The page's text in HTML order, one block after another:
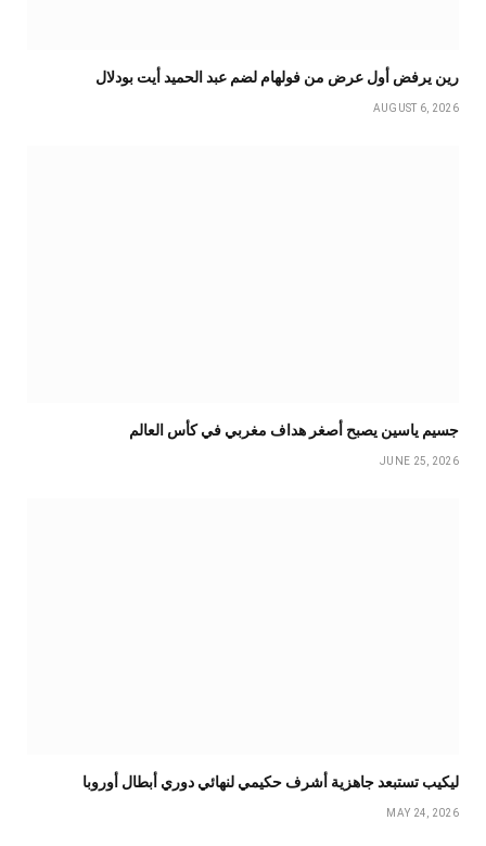
رين يرفض أول عرض من فولهام لضم عبد الحميد أيت بودلال
AUGUST 6, 2026
جسيم ياسين يصبح أصغر هداف مغربي في كأس العالم
JUNE 25, 2026
ليكيب تستبعد جاهزية أشرف حكيمي لنهائي دوري أبطال أوروبا
MAY 24, 2026